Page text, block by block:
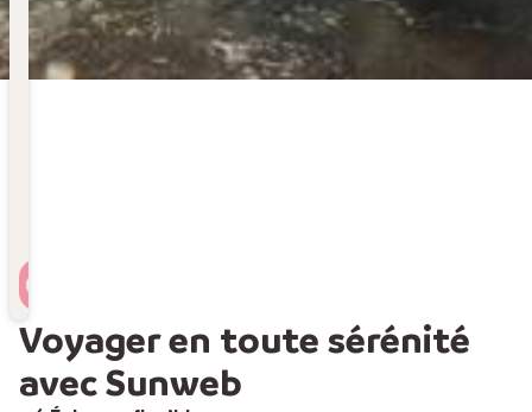
départ
Date de départ
Voyager en toute sérénité
avec Sunweb